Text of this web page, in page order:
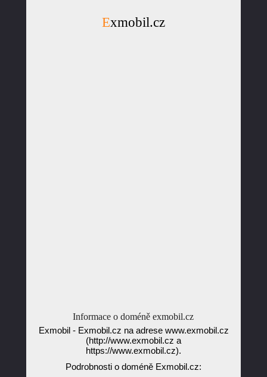
Exmobil.cz
Informace o doméně exmobil.cz
Exmobil - Exmobil.cz na adrese www.exmobil.cz
(http://www.exmobil.cz a
https://www.exmobil.cz).
Podrobnosti o doméně Exmobil.cz: